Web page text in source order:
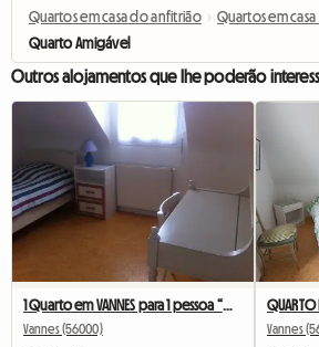
Quartos em casa do anfitrião › Quartos em
Quarto Amigável
Outros alojamentos que lhe poderão
1 Quarto em VANNES para 1 pessoa “QUIBERON”
Vannes (56000) Vannes